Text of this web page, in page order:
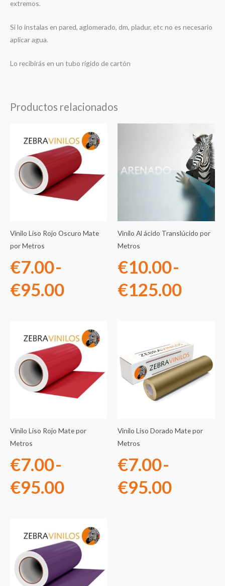
extremos.
Si lo instalas en pared, aglomerado, dm, pladur, etc no es necesario
aplicar agua.
Lo recibirás en un tubo rígido de cartón
Productos relacionados
Vinilo Liso Rojo Oscuro Mate
por Metros
€7.00-
€95.00
Rango
de
precios:
desde
Vinilo Al ácido Translúcido por
Metros
€10.00-
€125.00
de
Vinilo Liso Rojo Mate por
Metros
€7.00-
€95.00
Rango
de
precios:
desde
Vinilo Liso Dorado Mate por
Metros
€7.00-
€95.00
de
desde
Rango
de
precios: